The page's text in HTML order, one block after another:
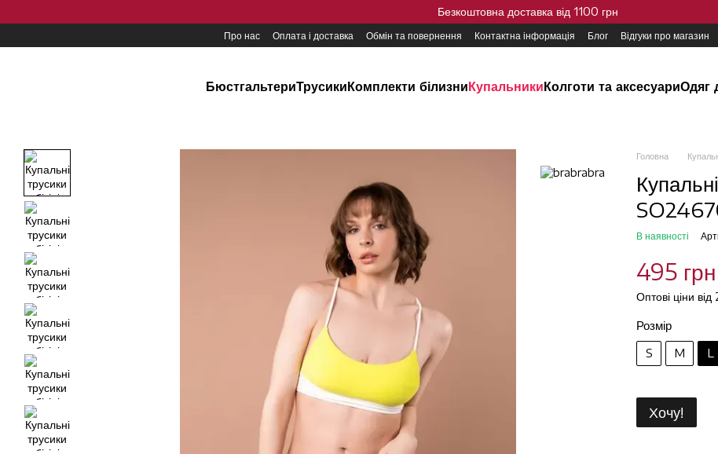
Безкоштовна доставка від 1100 грн
Про нас Оплата і доставка Обмін та повернення Контактна інформація Блог Відгуки про магазин
БюстгальтериТрусикиКомплекти білизниКупальникиКолготи та аксесуариОдяг
Головна
В наявності
495 грн
Оптові ціни
Розмір
S M L
Хочу!